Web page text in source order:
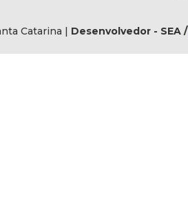
Catarina | Desenvolvedor - SEA /